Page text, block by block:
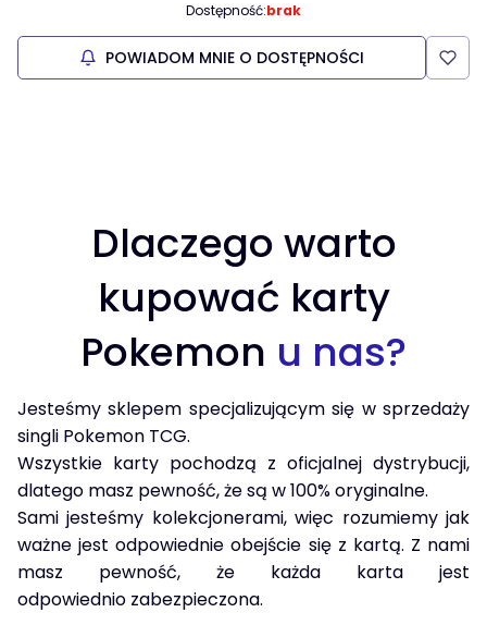
Dostępność:brak
POWIADOM MNIE O DOSTĘPNOŚCI
Dlaczego warto
kupować karty
Pokemon u nas?
Jesteśmy sklepem specjalizującym się w sprzedaży
singli Pokemon TCG.
Wszystkie karty pochodzą z oficjalnej dystrybucji,
dlatego masz pewność, że są w 100% oryginalne.
Sami jesteśmy kolekcjonerami, więc rozumiemy jak
ważne jest odpowiednie obejście się z kartą. Z nami
masz pewność, że każda karta jest
odpowiednio zabezpieczona.